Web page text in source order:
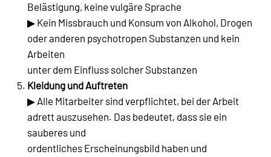
Belästigung, keine vulgäre Sprache
▶ Kein Missbrauch und Konsum von Alkohol, Drogen
oder anderen psychotropen Substanzen und kein
Arbeiten
unter dem Einfluss solcher Substanzen
Kleidung und Auftreten
▶ Alle Mitarbeiter sind verpflichtet, bei der Arbeit
adrett auszusehen. Das bedeutet, dass sie ein
sauberes und
ordentliches Erscheinungsbild haben und